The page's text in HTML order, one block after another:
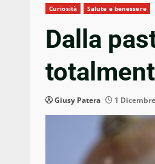
Curiosità Salute e benessere
Dalla
Giusy Patera 1